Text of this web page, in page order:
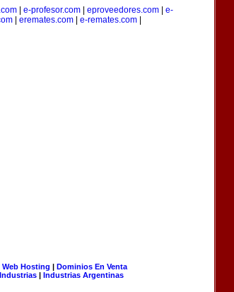
e-profesor.com eproveedores.com
e-
eremates.com e-remates.com
Web Hosting | Dominios En Venta
Industrias | Industrias Argentinas